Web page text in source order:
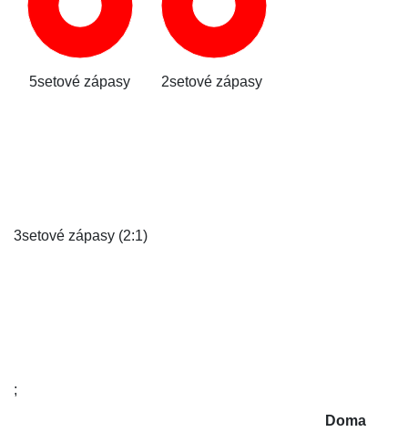
5setové zápasy 2setové zápasy
3setové zápasy (2:1)
;
Doma